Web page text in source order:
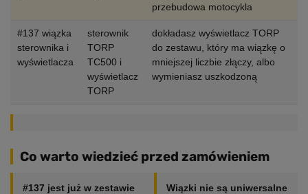
przebudowa motocykla
#137 wiązka
sterownika i
wyświetlacza
sterownik
TORP
TC500 i
wyświetlacz
TORP
dokładasz wyświetlacz TORP
do zestawu, który ma wiązkę o
mniejszej liczbie złączy, albo
wymieniasz uszkodzoną
Co warto wiedzieć przed zamówieniem
#137 jest już w zestawie
Wiązki nie są uniwersalne